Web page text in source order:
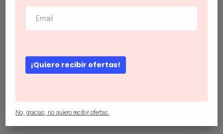
Body teddy con encaje floral de cuello profundo
¡Quiero recibir ofertas!
No, gracias, no quiero recibir ofertas.